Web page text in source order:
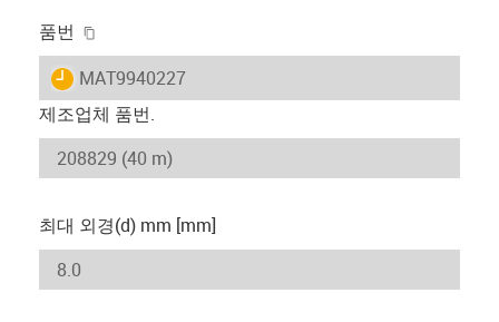
품번
igus-icon-lieferzeit
MAT9940227
제조업체 품번.
최대 외경(d) mm [mm]